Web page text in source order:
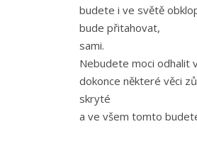
budete i ve světě
bude přitahovat,
sami.
Nebudete moci odhalit
dokonce některé věci
skryté
a ve všem tomto